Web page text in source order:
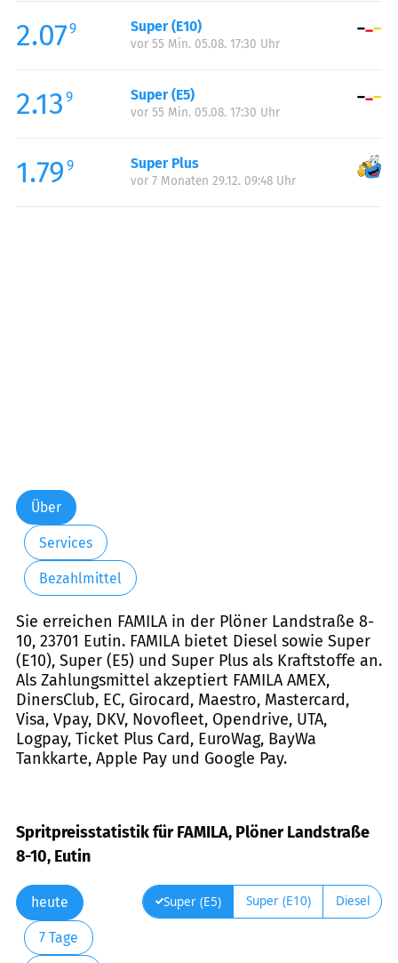
Samstag:
07:00-20:00
Sonntag:
2.079 Super (E10)
vor 55 Min. 05.08. 17:30 Uhr
2.13 9 Super (E5)
vor 55 Min. 05.08. 17:30 Uhr
1.79 9 Super Plus
vor 7 Monaten 29.12. 09:48 Uhr
Über
Services
Bezahlmittel
Sie erreichen FAMILA in der Plöner Landstraße 8-
10, 23701 Eutin. FAMILA bietet Diesel sowie Super
(E10), Super (E5) und Super Plus als Kraftstoffe an.
Als Zahlungsmittel akzeptiert FAMILA AMEX,
DinersClub, EC, Girocard, Maestro, Mastercard,
Visa, Vpay, DKV, Novofleet, Opendrive, UTA,
Logpay, Ticket Plus Card, EuroWag, BayWa
Tankkarte, Apple Pay und Google Pay.
Spritpreisstatistik für FAMILA, Plöner Landstraße
8-10, Eutin
heute
7 Tage
Super (E5) Super (E10) Diesel